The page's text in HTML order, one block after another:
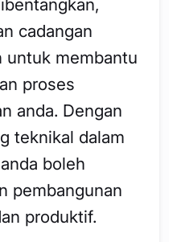
cadangan
untuk membantu
proses
anda. Dengan
teknikal dalam
boleh
pembangunan
produktif.